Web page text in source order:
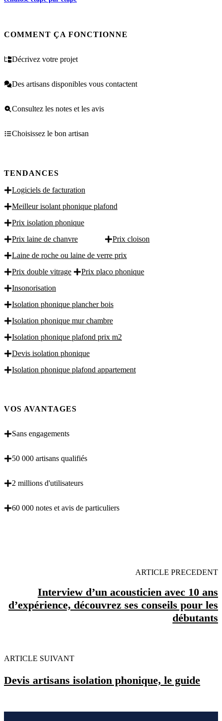
COMMENT ÇA FONCTIONNE
Décrivez votre projet
Des artisans disponibles vous contactent
Consultez les notes et les avis
Choisissez le bon artisan
TENDANCES
Logiciels de facturation
Meilleur isolant phonique plafond
Prix isolation phonique
Prix laine de chanvre
Prix cloison
Laine de roche ou laine de verre prix
Prix double vitrage
Prix placo phonique
Insonorisation
Isolation phonique plancher bois
Isolation phonique mur chambre
Isolation phonique plafond prix m2
Devis isolation phonique
Isolation phonique plafond appartement
VOS AVANTAGES
Sans engagements
50 000 artisans qualifiés
2 millions d'utilisateurs
60 000 notes et avis de particuliers
ARTICLE PRECEDENT
Interview d’un acousticien avec 10 ans
d’expérience, découvrez ses conseils pour les
débutants
ARTICLE SUIVANT
Devis artisans isolation phonique, le guide